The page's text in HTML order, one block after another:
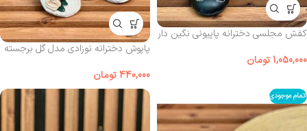
کفش مجلسی دخترانه پاپیونی نگین دار
1,050,000 تومان
پاپوش دخترانه نوزادی مدل گل برجسته
440,000 تومان
اتمام موجودی